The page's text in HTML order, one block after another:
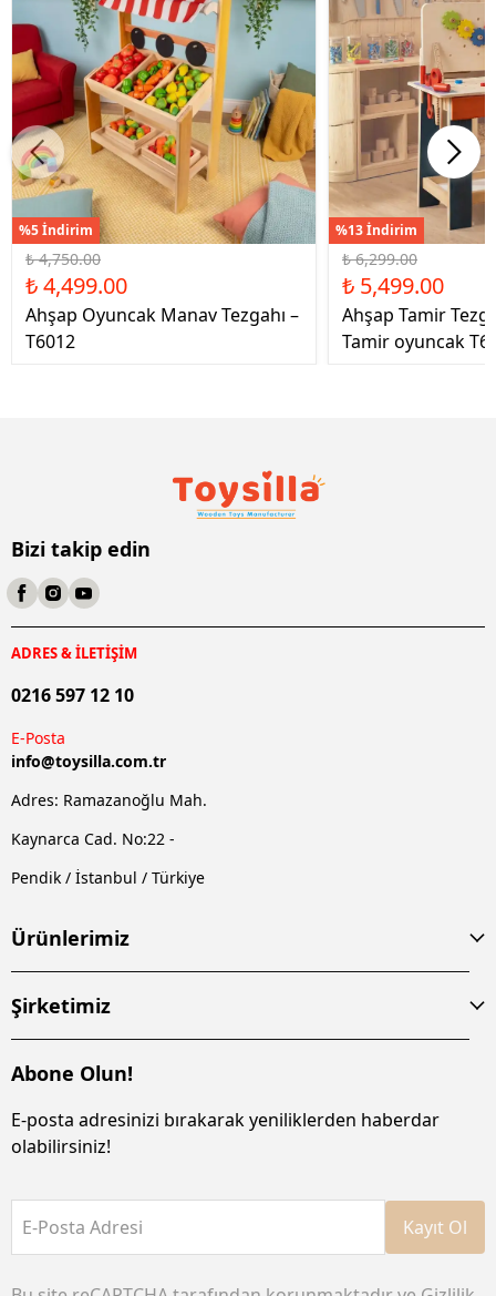
%5 İndirim
₺ 4,750.00
₺ 4,499.00
Ahşap Oyuncak Manav Tezgahı –
T6012
%13 İndirim
₺ 6,299.00
₺ 5,499.00
Ahşap Tamir
Tamir oyuncak
Bizi takip edin
ADRES & İLETİŞİM
0216 597 12 10
E-Posta
info@toysilla.com.tr
Adres: Ramazanoğlu Mah.
Kaynarca Cad. No:22 -
Pendik / İstanbul / Türkiye
Ürünlerimiz
Şirketimiz
Abone Olun!
E-posta adresinizi bırakarak yeniliklerden haberdar
olabilirsiniz!
E-Posta Adresi Kayıt Ol